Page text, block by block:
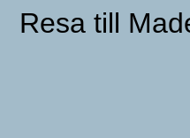
Resa till